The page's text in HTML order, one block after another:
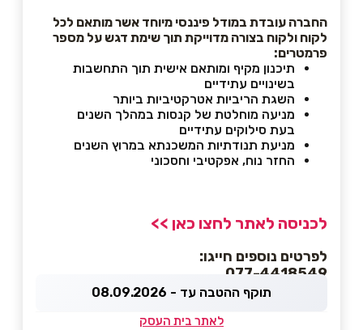
החברה עובדת במודל פיננסי מיוחד אשר מותאם לכל
לקוח ולקוח בצורה מדוייקת תוך שימת דגש על מספר
פרמטרים:
תיכנון מקיף ומותאם אישית תוך התחשבות
בשינויים עתידיים
השגת הריביות אטרקטיביות ביותר
מניעה מוחלטת של קנסות במהלך השנים
בעת סילוקים עתידיים
מניעת תנודתיות המשכנתא במרוץ השנים
החזר נוח, אפקטיבי וחסכוני
לכניסה לאתר לחצו כאן >>
לפרטים נוספים חייגו:
077-4418549
תוקף ההטבה עד - 08.09.2026
לאתר בית העסק